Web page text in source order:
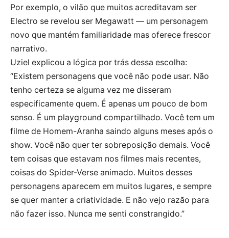
Por exemplo, o vilão que muitos acreditavam ser
Electro se revelou ser Megawatt — um personagem
novo que mantém familiaridade mas oferece frescor
narrativo.
Uziel explicou a lógica por trás dessa escolha:
“Existem personagens que você não pode usar. Não
tenho certeza se alguma vez me disseram
especificamente quem. É apenas um pouco de bom
senso. É um playground compartilhado. Você tem um
filme de Homem-Aranha saindo alguns meses após o
show. Você não quer ter sobreposição demais. Você
tem coisas que estavam nos filmes mais recentes,
coisas do Spider-Verse animado. Muitos desses
personagens aparecem em muitos lugares, e sempre
se quer manter a criatividade. E não vejo razão para
não fazer isso. Nunca me senti constrangido.”